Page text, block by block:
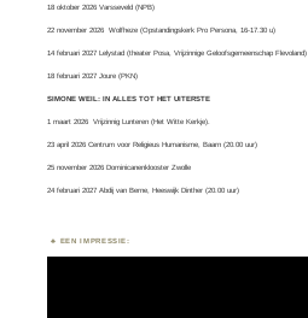
18 oktober 2026 Varsseveld (NPB)
22 november 2026 Wolfheze (Opstandingskerk Pro Persona, 16-17.30 u)
14 februari 2027 Lelystad (theater Posa, Vrijzinnige Geloofsgemeenschap Flevoland)
18 februari 2027 Joure (PKN)
SIMONE WEIL: IN ALLES TOT HET UITERSTE
1 maart 2026Vrijzinnig Lunteren (Het Witte Kerkje).
23 april 2026 Centrum voor Religieus Humanisme, Baarn (20.00 uur)
25 november 2026 Dominicanenklooster Zwolle
24 februari 2027 Abdij van Berne, Heeswijk Dinther (20.00 uur)
EEN IMPRESSIE:
Videospeler